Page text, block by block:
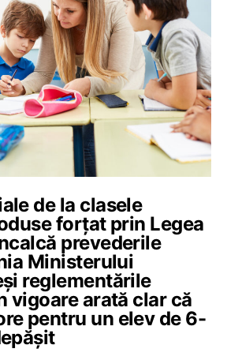
de la clasele
forțat prin Legea
prevederile
Ministerului
reglementările
vigoare arată clar că
pentru un elev de 6-